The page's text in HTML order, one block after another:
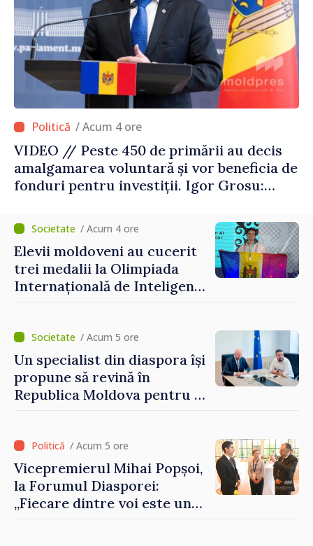
/ Acum 4 ore
VIDEO // Peste 450 de primării au decis
amalgamarea voluntară și vor beneficia de
fonduri pentru investiții. Igor Grosu:
dăm o șansă localităților să se dezvolte”
/ Acum 4 ore
Elevii moldoveni au cucerit
trei medalii la Olimpiada
Internațională de Inteligență
/ Acum 5 ore
Un specialist din diaspora își
propune să revină în
Republica Moldova pentru a
/ Acum 5 ore
Vicepremierul Mihai Popșoi,
la Forumul Diasporei:
„Fiecare dintre voi este un